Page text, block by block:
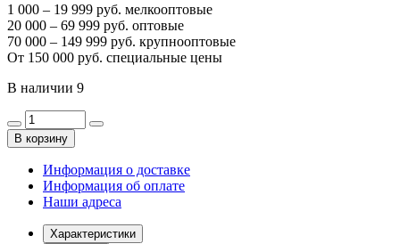
1 000 – 19 999 руб. мелкооптовые
20 000 – 69 999 руб. оптовые
70 000 – 149 999 руб. крупнооптовые
От 150 000 руб. специальные цены
В наличии 9
В корзину
Информация о доставке
Информация об оплате
Наши адреса
Характеристики